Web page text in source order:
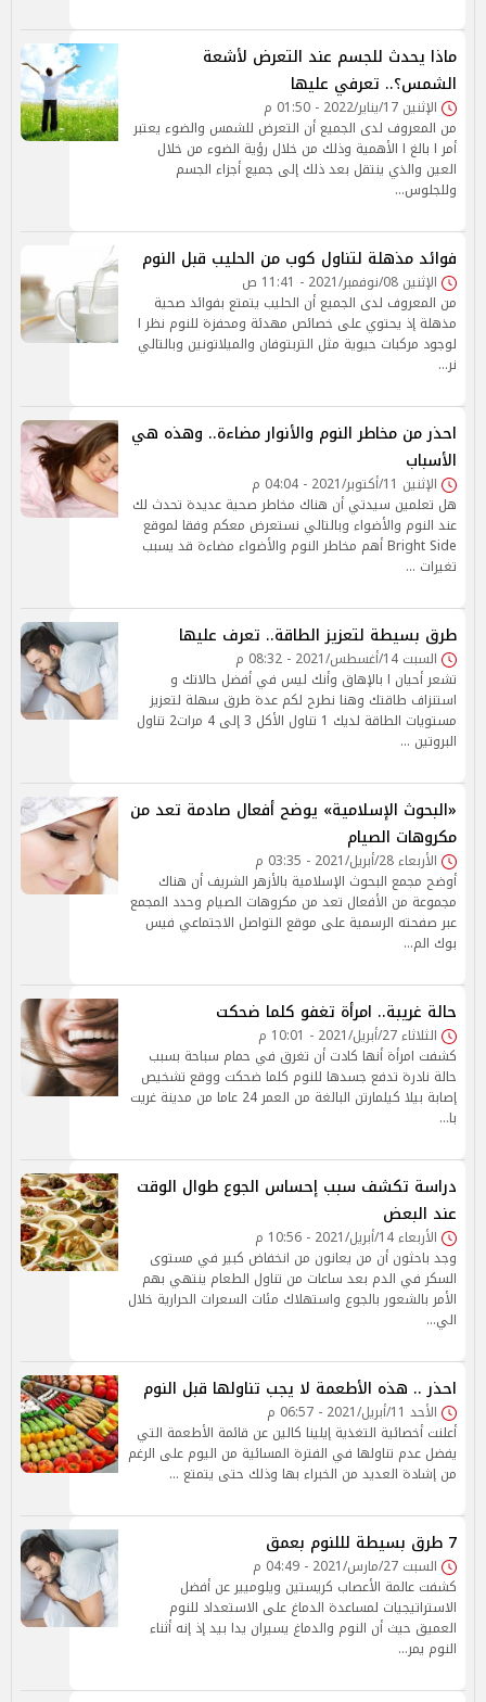
ماذا يحدث للجسم عند التعرض لأشعة
الشمس؟.. تعرفي عليها
الإثنين 17/يناير/2022 - 01:50 م
من المعروف لدى الجميع أن التعرض للشمس والضوء يعتبر
أمر ا بالغ ا الأهمية وذلك من خلال رؤية الضوء من خلال
العين والذي ينتقل بعد ذلك إلى جميع أجزاء الجسم
وللجلوس…
فوائد مذهلة لتناول كوب من الحليب قبل النوم
الإثنين 08/نوفمبر/2021 - 11:41 ص
من المعروف لدى الجميع أن الحليب يتمتع بفوائد صحية
مذهلة إذ يحتوي على خصائص مهدئة ومحفزة للنوم نظر ا
لوجود مركبات حيوية مثل التربتوفان والميلاتونين وبالتالي
نر…
احذر من مخاطر النوم والأنوار مضاءة.. وهذه هي
الأسباب
الإثنين 11/أكتوبر/2021 - 04:04 م
هل تعلمين سيدتي أن هناك مخاطر صحية عديدة تحدث لك
عند النوم والأضواء وبالتالي نستعرض معكم وفقا لموقع
Bright Side أهم مخاطر النوم والأضواء مضاءة قد يسبب
تغيرات …
طرق بسيطة لتعزيز الطاقة.. تعرف عليها
السبت 14/أغسطس/2021 - 08:32 م
تشعر أحيان ا بالإهاق وأنك ليس في أفضل حالاتك و
استنزاف طاقتك وهنا نطرح لكم عدة طرق سهلة لتعزيز
مستويات الطاقة لديك 1 تناول الأكل 3 إلى 4 مرات2 تناول
البروتين …
«البحوث الإسلامية» يوضح أفعال صادمة تعد من
مكروهات الصيام
الأربعاء 28/أبريل/2021 - 03:35 م
أوضح مجمع البحوث الإسلامية بالأزهر الشريف أن هناك
مجموعة من الأفعال تعد من مكروهات الصيام وحدد المجمع
عبر صفحته الرسمية على موقع التواصل الاجتماعي فيس
بوك الم…
حالة غريبة.. امرأة تغفو كلما ضحكت
الثلاثاء 27/أبريل/2021 - 10:01 م
كشفت امرأة أنها كادت أن تغرق في حمام سباحة بسبب
حالة نادرة تدفع جسدها للنوم كلما ضحكت ووقع تشخيص
إصابة بيلا كيلمارتن البالغة من العمر 24 عاما من مدينة غريت
با…
دراسة تكشف سبب إحساس الجوع طوال الوقت
عند البعض
الأربعاء 14/أبريل/2021 - 10:56 م
وجد باحثون أن من يعانون من انخفاض كبير في مستوى
السكر في الدم بعد ساعات من تناول الطعام ينتهي بهم
الأمر بالشعور بالجوع واستهلاك مئات السعرات الحرارية خلال
الي…
احذر .. هذه الأطعمة لا يجب تناولها قبل النوم
الأحد 11/أبريل/2021 - 06:57 م
أعلنت أخصائية التغذية إيلينا كالين عن قائمة الأطعمة التي
يفضل عدم تناولها في الفترة المسائية من اليوم على الرغم
من إشادة العديد من الخبراء بها وذلك حتى يتمتع …
7 طرق بسيطة لللنوم بعمق
السبت 27/مارس/2021 - 04:49 م
كشفت عالمة الأعصاب كريستين ويلوميير عن أفضل
الاستراتيجيات لمساعدة الدماغ على الاستعداد للنوم
العميق حيث أن النوم والدماغ يسيران يدا بيد إذ إنه أثناء
النوم يمر…